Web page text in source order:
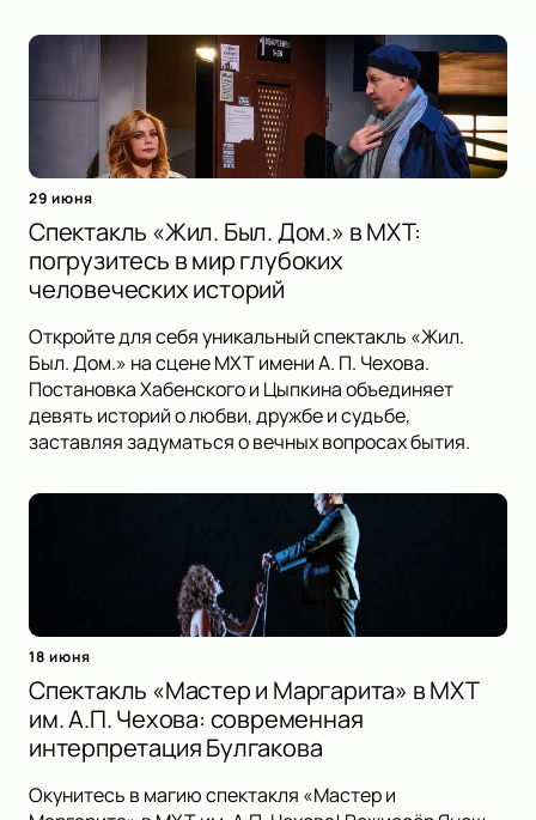
29 июня
Спектакль «Жил. Был. Дом.» в МХТ:
погрузитесь в мир глубоких
человеческих историй
Откройте для себя уникальный спектакль «Жил.
Был. Дом.» на сцене МХТ имени А. П. Чехова.
Постановка Хабенского и Цыпкина объединяет
девять историй о любви, дружбе и судьбе,
заставляя задуматься о вечных вопросах бытия.
18 июня
Спектакль «Мастер и Маргарита» в МХТ
им. А.П. Чехова: современная
интерпретация Булгакова
Окунитесь в магию спектакля «Мастер и